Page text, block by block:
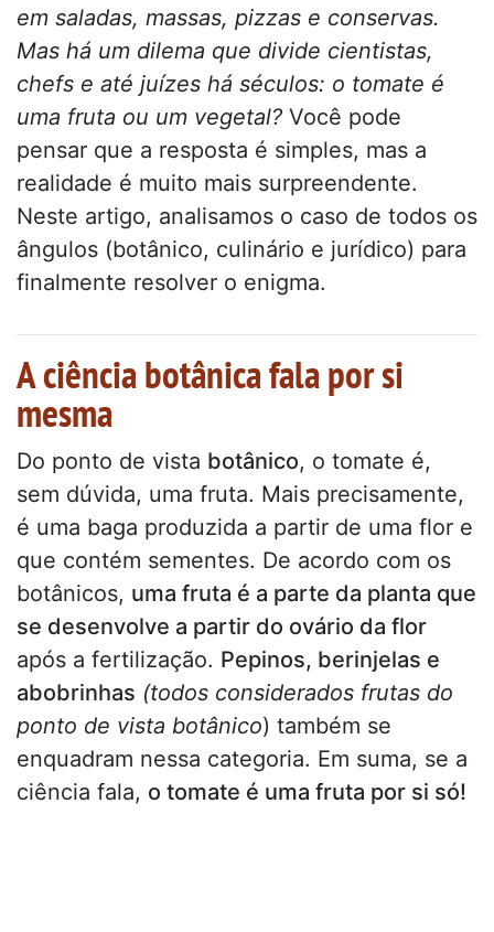
em saladas, massas, pizzas e conservas.
Mas há um dilema que divide cientistas,
chefs e até juízes há séculos: o tomate é
uma fruta ou um vegetal? Você pode
pensar que a resposta é simples, mas a
realidade é muito mais surpreendente.
Neste artigo, analisamos o caso de todos os
ângulos (botânico, culinário e jurídico) para
finalmente resolver o enigma.
A ciência botânica fala por si
mesma
Do ponto de vista botânico, o tomate é,
sem dúvida, uma fruta. Mais precisamente,
é uma baga produzida a partir de uma flor e
que contém sementes. De acordo com os
botânicos, uma fruta é a parte da planta que
se desenvolve a partir do ovário da flor
após a fertilização. Pepinos, berinjelas e
abobrinhas (todos considerados frutas do
ponto de vista botânico) também se
enquadram nessa categoria. Em suma, se a
ciência fala, o tomate é uma fruta por si só!